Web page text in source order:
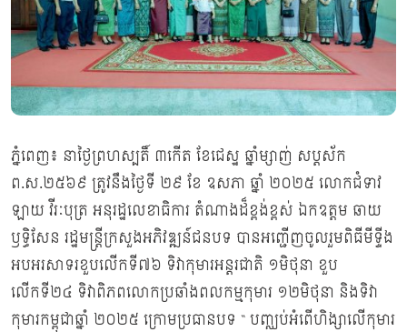
ភ្នំពេញ៖ នាថ្ងៃព្រហស្បតិ៍ ៣កើត ខែជេស្ឋ ឆ្នាំម្សាញ់ សប្តស័ក
ព.ស.២៥៦៩ ត្រូវនឹងថ្ងៃទី ២៩ ខែ ឧសភា ឆ្នាំ ២០២៥ លោកជំទាវ
ឡាយ វីរៈបុត្រ អនុរដ្ឋលេខាធិការ តំណាងដ៏ខ្ពង់ខ្ពស់ ឯកឧត្ដម ឆាយ
ឫទ្ធិសែន រដ្ឋមន្ត្រីក្រសួងអភិវឌ្ឍន៍ជនបទ បានអញ្ជើញចូលរួមពិធីមីទ្ទីង
អបអរសាទរខួបលើកទី៧៦ ទិវាកុមារអន្តរជាតិ ១មិថុនា ខួប
លើកទី២៤ ទិវាពិភពលោកប្រឆាំងពលកម្មកុមារ ១២មិថុនា និងទិវា
កុមារកម្ពុជាឆ្នាំ ២០២៥ ក្រោមប្រធានបទ “ បញ្ឈប់អំពើហិង្សាលើកុមារ